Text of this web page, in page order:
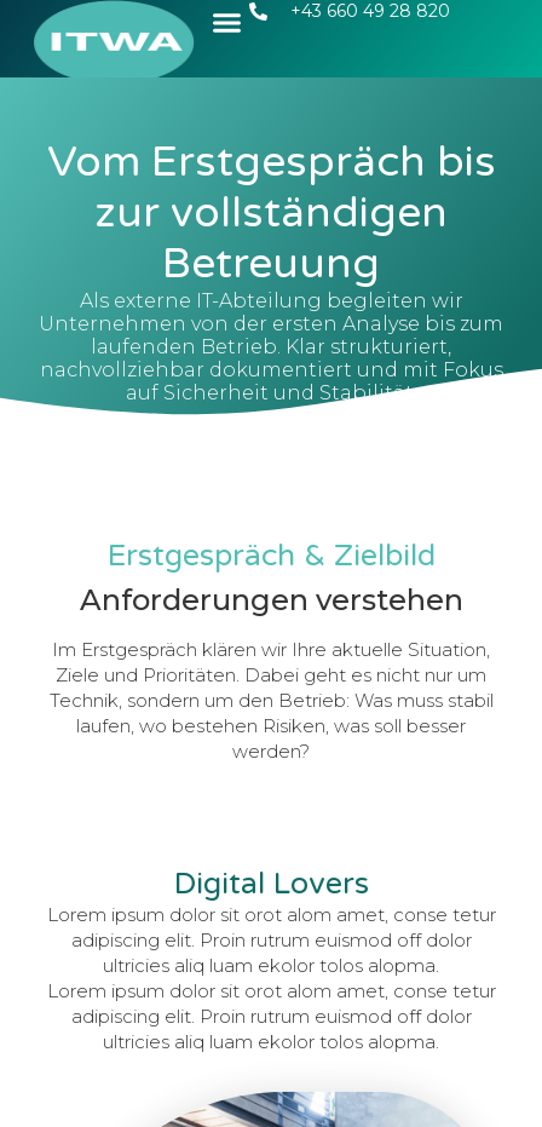
+43 660 49 28 820
Vom Erstgespräch bis
zur vollständigen
Betreuung
Als externe IT-Abteilung begleiten wir
Unternehmen von der ersten Analyse bis zum
laufenden Betrieb. Klar strukturiert,
nachvollziehbar dokumentiert und mit Fokus
auf Sicherheit und Stabilität.
Erstgespräch & Zielbild
Anforderungen verstehen
Im Erstgespräch klären wir Ihre aktuelle Situation,
Ziele und Prioritäten. Dabei geht es nicht nur um
Technik, sondern um den Betrieb: Was muss stabil
laufen, wo bestehen Risiken, was soll besser
werden?
Digital Lovers
Lorem ipsum dolor sit orot alom amet, conse tetur
adipiscing elit. Proin rutrum euismod off dolor
ultricies aliq luam ekolor tolos alopma.
Lorem ipsum dolor sit orot alom amet, conse tetur
adipiscing elit. Proin rutrum euismod off dolor
ultricies aliq luam ekolor tolos alopma.